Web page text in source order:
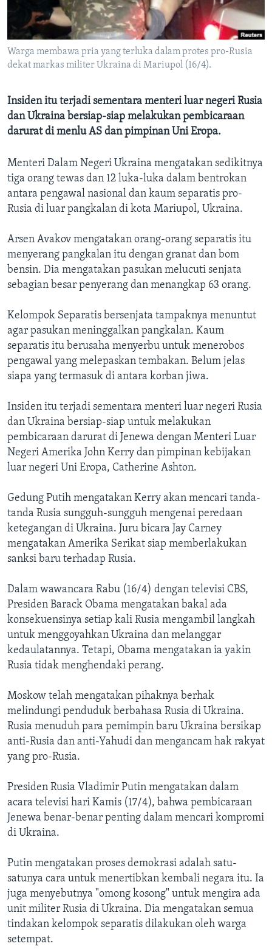
Warga membawa pria yang terluka dalam protes pro-Rusia
dekat markas militer Ukraina di Mariupol (16/4).
Insiden itu terjadi sementara menteri luar negeri Rusia
dan Ukraina bersiap-siap melakukan pembicaraan
darurat di menlu AS dan pimpinan Uni Eropa.
Menteri Dalam Negeri Ukraina mengatakan sedikitnya
tiga orang tewas dan 12 luka-luka dalam bentrokan
antara pengawal nasional dan kaum separatis pro-
Rusia di luar pangkalan di kota Mariupol, Ukraina.
Arsen Avakov mengatakan orang-orang separatis itu
menyerang pangkalan itu dengan granat dan bom
bensin. Dia mengatakan pasukan melucuti senjata
sebagian besar penyerang dan menangkap 63 orang.
Kelompok Separatis bersenjata tampaknya menuntut
agar pasukan meninggalkan pangkalan. Kaum
separatis itu berusaha menyerbu untuk menerobos
pengawal yang melepaskan tembakan. Belum jelas
siapa yang termasuk di antara korban jiwa.
Insiden itu terjadi sementara menteri luar negeri Rusia
dan Ukraina bersiap-siap untuk melakukan
pembicaraan darurat di Jenewa dengan Menteri Luar
Negeri Amerika John Kerry dan pimpinan kebijakan
luar negeri Uni Eropa, Catherine Ashton.
Gedung Putih mengatakan Kerry akan mencari tanda-
tanda Rusia sungguh-sungguh mengenai peredaan
ketegangan di Ukraina. Juru bicara Jay Carney
mengatakan Amerika Serikat siap memberlakukan
sanksi baru terhadap Rusia.
Dalam wawancara Rabu (16/4) dengan televisi CBS,
Presiden Barack Obama mengatakan bakal ada
konsekuensinya setiap kali Rusia mengambil langkah
untuk menggoyahkan Ukraina dan melanggar
kedaulatannya. Tetapi, Obama mengatakan ia yakin
Rusia tidak menghendaki perang.
Moskow telah mengatakan pihaknya berhak
melindungi penduduk berbahasa Rusia di Ukraina.
Rusia menuduh para pemimpin baru Ukraina bersikap
anti-Rusia dan anti-Yahudi dan mengancam hak rakyat
yang pro-Rusia.
Presiden Rusia Vladimir Putin mengatakan dalam
acara televisi hari Kamis (17/4), bahwa pembicaraan
Jenewa benar-benar penting dalam mencari kompromi
di Ukraina.
Putin mengatakan proses demokrasi adalah satu-
satunya cara untuk menertibkan kembali negara itu. Ia
juga menyebutnya "omong kosong" untuk mengira ada
unit militer Rusia di Ukraina. Dia mengatakan semua
tindakan kelompok separatis dilakukan oleh warga
setempat.